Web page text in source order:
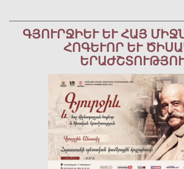
ԳՅՈՒՐՋԻԵՒ ԵՒ ՀԱՅ
ԳԵՒՈՐ ԵՒ ԾԻՍԱԿԱՆ
ՇՏՈՒԹՅՈՒՆ